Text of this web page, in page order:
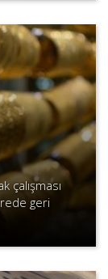
çalışması
geri
karşı 81